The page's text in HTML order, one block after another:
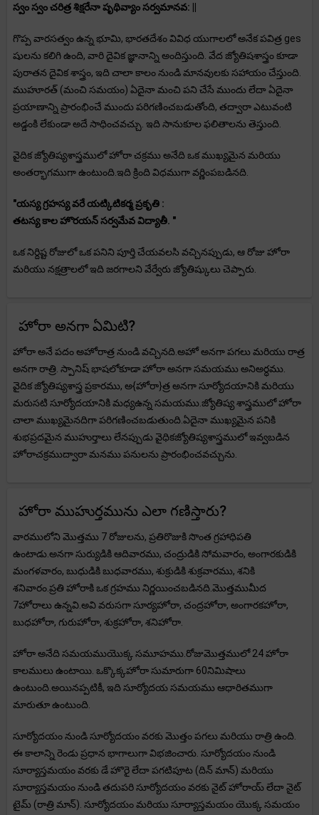
స్వం స్వం చరిత్ర శిక్షరేనా పృథివ్యాం సర్వమానవ: ||
గొప్ప వారసత్వం ఉన్న భూమి, భారతదేశం వివిధ యుగాలలో అనేక పవిత్ర ges
షులను కలిగి ఉంది, వారి దైవిక జ్ఞానాన్ని అందిస్తుంది. వేద జ్యోతిషశాస్త్రం కూడా
పురాతన దైవిక శాస్త్రం, ఇది చాలా కాలం నుండి మానవులకు సహాయం చేస్తుంది.
ముహూరత్ (మంచి సమయం) ఏదైనా మంచి పని చేసే ముందు లేదా ఏదైనా
ప్రయాణాన్ని ప్రారంభించే ముందు పరిగణించబడుతోంది, తద్వారా ఎటువంటి
అడ్డంకి లేకుండా అదే సాధించవచ్చు. ఇది సానుకూల ఫలితాలను తెస్తుంది.
వైదిక జ్యోతిష్యశాస్త్రములో హోరా చక్రము అనేది ఒక ముఖ్యమైన మరియు
అంతర్భాగముగా ఉంటుంది.ఇది క్రింది విధముగా వర్ణింపబడినది.
"యస్య గ్రహస్య వరే యట్కిటికర్మ ప్రకృతి :
తటస్య కాల హొరయన్ సర్వమేవ విద్యాతీ. "
ఒక నిర్దిష్ట రోజులో ఒక పనిని పూర్తి చేయవలసి వచ్చినప్పుడు, ఆ రోజు హోరా
మరియు నక్షత్రాలలో ఇది జరగాలని వేర్వేరు జ్యోతిష్కులు చెప్పారు.
హోరా అనగా ఏమిటి?
హోరా అనే పదం అహోరాత్ర నుండి వచ్చినది.అహో అనగా పగలు మరియు రాత్ర
అనగా రాత్రి. స్పానిష్ భాషలోకూడా హోరా అనగా సమయము అనిఅర్ధము.
వైదిక జ్యోతిష్యశాస్త్ర ప్రకారము, అ{హోరా}త్ర అనగా సూర్యోదయానికి మరియు
మరుసటి సూర్యోదయానికి మధ్యఉన్న సమయము.జ్యోతిష్య శాస్త్రములో హోరా
చాలా ముఖ్యమైనదిగా పరిగణించబడుతుంది.ఏదైనా ముఖ్యమైన పనికి
శుభప్రదమైన ముహుర్తాలు లేనప్పుడు వైధికజ్యోతిష్యశాస్త్రములో ఇవ్వబడిన
హోరాచక్రముద్వారా మనము పనులను ప్రారంభించవచ్చును.
హోరా ముహుర్తమును ఎలా గణిస్తారు?
వారములోని మొత్తము 7 రోజులను, ప్రతిరొజుకి సొంత గ్రహాధిపతి
ఉంటాడు.అనగా సుర్యుడికి ఆదివారము, చంద్రుడికి సోమవారం, అంగారకుడికి
మంగళవారం, బుధుడికి బుధవారము, శుక్రుడికి శుక్రవారము, శనికి
శనివారం.ప్రతి హోరాకి ఒక గ్రహము నిర్ణయించబడినది.మొత్తముమీద
7హోరాలు ఉన్నవి.అవి వరుసగా సూర్యహోరా, చంద్రహోరా, అంగారకహోరా,
బుధహోరా, గురుహోరా, శుక్రహోరా, శనిహోరా.
హోరా అనేది సమయముయొక్క సమూహము.రోజుమొత్తములో 24 హోరా
కాలములు ఉంటాయి. ఒక్కొక్కహోరా సుమారుగా 60నిమిషాలు
ఉంటుంది.అయినప్పటికీ, ఇది సూర్యోదయ సమయము ఆధారితముగా
మారుతూ ఉంటుంది.
సూర్యోదయం నుండి సూర్యోదయం వరకు మొత్తం పగలు మరియు రాత్రి ఉంది.
ఈ కాలాన్ని రెండు ప్రధాన భాగాలుగా విభజించారు. సూర్యోదయం నుండి
సూర్యాస్తమయం వరకు డే హొరై లేదా పగటిపూట (దిన్ మాన్) మరియు
సూర్యాస్తమయం నుండి తదుపరి సూర్యోదయం వరకు నైట్ హోరాయ్ లేదా నైట్
టైమ్ (రాత్రి మాన్). సూర్యోదయం మరియు సూర్యాస్తమయం యొక్క సమయం